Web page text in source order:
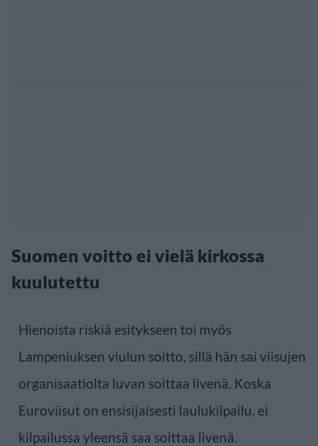
Suomen voitto ei vielä kirkossa
kuulutettu
Hienoista riskiä esitykseen toi myös
Lampeniuksen viulun soitto, sillä hän sai viisujen
organisaatiolta luvan soittaa livenä. Koska
Euroviisut on ensisijaisesti laulukilpailu, ei
kilpailussa yleensä saa soittaa livenä.